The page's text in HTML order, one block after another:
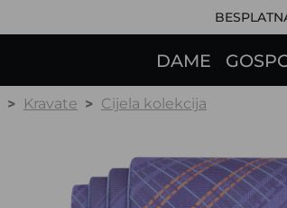
DAME
Kravate Cijela kolekcija